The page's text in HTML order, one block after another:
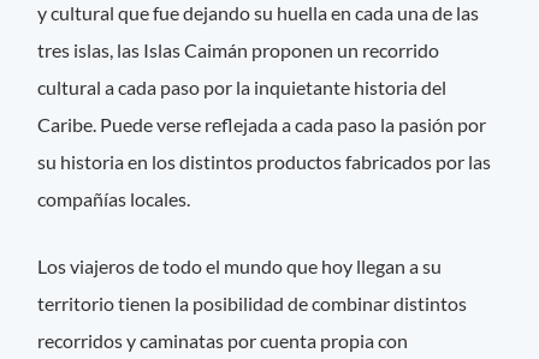
y cultural que fue dejando su huella en cada una de las
tres islas, las Islas Caimán proponen un recorrido
cultural a cada paso por la inquietante historia del
Caribe. Puede verse reflejada a cada paso la pasión por
su historia en los distintos productos fabricados por las
compañías locales.
Los viajeros de todo el mundo que hoy llegan a su
territorio tienen la posibilidad de combinar distintos
recorridos y caminatas por cuenta propia con